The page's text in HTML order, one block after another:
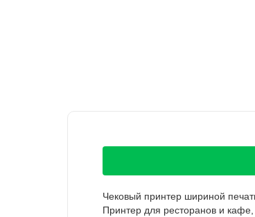
Чековый принтер шириной
Принтер для ресторанов и